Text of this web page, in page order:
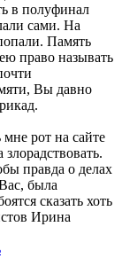
в полуфинал
сами. На
Память
право называть
Вы давно
рот на сайте
правда о делах
была
сказать хоть
Ирина